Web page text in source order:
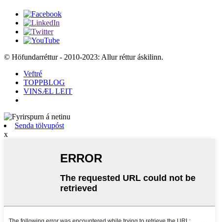
© Höfundarréttur - 2010-2023: Allur réttur áskilinn.
Veftré
TOPPBLOG
VINSÆL LEIT
Senda tölvupóst
x